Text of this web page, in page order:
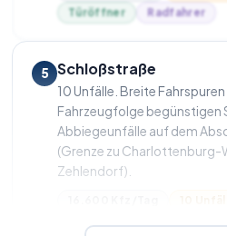
Türöffner
Radfahrer
5 Schloßstraße
10 Unfälle. Breite
Fahrzeugfolge begünstigen
Abbiegeunfälle auf dem
(Grenze zu
Zehlendorf).
Seitenschaden